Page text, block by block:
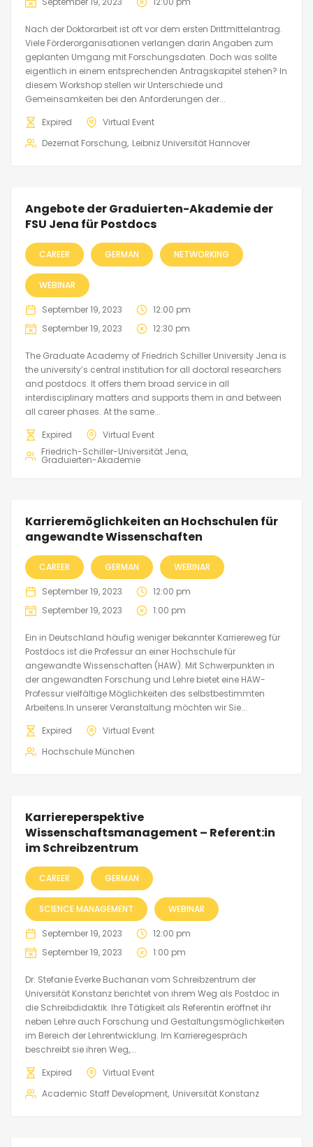
Nach der Doktorarbeit ist oft vor dem ersten Drittmittelantrag.
Viele Förderorganisationen verlangen darin Angaben zum
geplanten Umgang mit Forschungsdaten. Doch was sollte
eigentlich in einem entsprechenden Antragskapitel stehen? In
diesem Workshop stellen wir Unterschiede und
Gemeinsamkeiten bei den Anforderungen der...
Expired
Virtual Event
Dezernat Forschung Leibniz Universität Hannover
Angebote der Graduierten-Akademie der
FSU Jena für Postdocs
CAREER GERMAN NETWORKING
WEBINAR
September 19, 2023
12:00 pm
September 19, 2023
12:30 pm
The Graduate Academy of Friedrich Schiller University Jena is
the university’s central institution for all doctoral researchers
and postdocs. It offers them broad service in all
interdisciplinary matters and supports them in and between
all career phases. At the same...
Expired
Virtual Event
Friedrich-Schiller-Universität Jena
Graduierten-Akademie
Karrieremöglichkeiten an Hochschulen für
angewandte Wissenschaften
CAREER GERMAN WEBINAR
September 19, 2023
12:00 pm
September 19, 2023
1:00 pm
Ein in Deutschland häufig weniger bekannter Karriereweg für
Postdocs ist die Professur an einer Hochschule für
angewandte Wissenschaften (HAW). Mit Schwerpunkten in
der angewandten Forschung und Lehre bietet eine HAW-
Professur vielfältige Möglichkeiten des selbstbestimmten
Arbeitens.In unserer Veranstaltung möchten wir Sie...
Expired
Virtual Event
Hochschule München
Karriereperspektive
Wissenschaftsmanagement – Referent:in
im Schreibzentrum
CAREER GERMAN
SCIENCE MANAGEMENT WEBINAR
September 19, 2023
12:00 pm
September 19, 2023
1:00 pm
Dr. Stefanie Everke Buchanan vom Schreibzentrum der
Universität Konstanz berichtet von ihrem Weg als Postdoc in
die Schreibdidaktik. Ihre Tätigkeit als Referentin eröffnet ihr
neben Lehre auch Forschung und Gestaltungsmöglichkeiten
im Bereich der Lehrentwicklung. Im Karrieregespräch
beschreibt sie ihren Weg,...
Expired
Virtual Event
Academic Staff Development Universität Konstanz